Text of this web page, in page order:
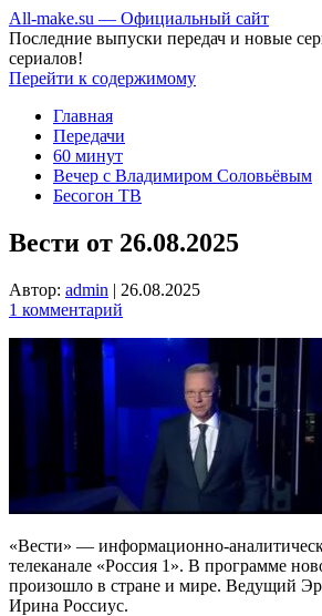
All-make.su — Официальный сайт
Последние выпуски передач и новые
сериалов!
Перейти к содержимому
Главная
Передачи
60 минут
Вечер с Владимиром Соловьёвым
Бесогон ТВ
Вести от 26.08.2025
Автор: admin | 26.08.2025
1 комментарий
«Вести» — информационно-
телеканале «Россия 1». В программе
произошло в стране и мире. Ведущий
Ирина Россиус.